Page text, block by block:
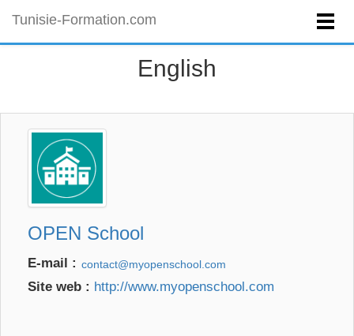
Tunisie-Formation.com
English
OPEN School
E-mail :
Site web : http://www.myopenschool.com